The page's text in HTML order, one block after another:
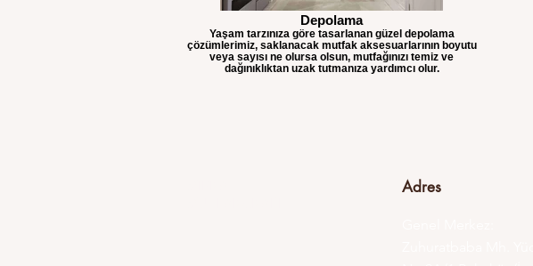
Depolama
Yaşam tarzınıza göre tasarlanan güzel depolama
çözümlerimiz, saklanacak mutfak aksesuarlarının boyutu
veya sayısı ne olursa olsun, mutfağınızı temiz ve
dağınıklıktan uzak tutmanıza yardımcı olur.
Adres